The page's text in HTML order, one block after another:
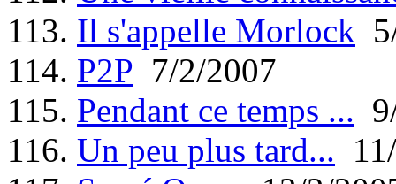
113. Il s'appelle Morlock
114. P2P 7/2/2007
115. Pendant ce temps ...
116. Un peu plus tard...